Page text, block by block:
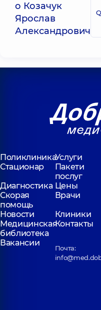
о Козачук
Ярослав
Александрович
ПоликлиникаУслуги
Стационар
Пакети
послуг
Диагностика Цены
Скорая
помощь
Врачи
Новости
Клиники
Медицинская
библиотека
Контакты
Вакансии
Почта: